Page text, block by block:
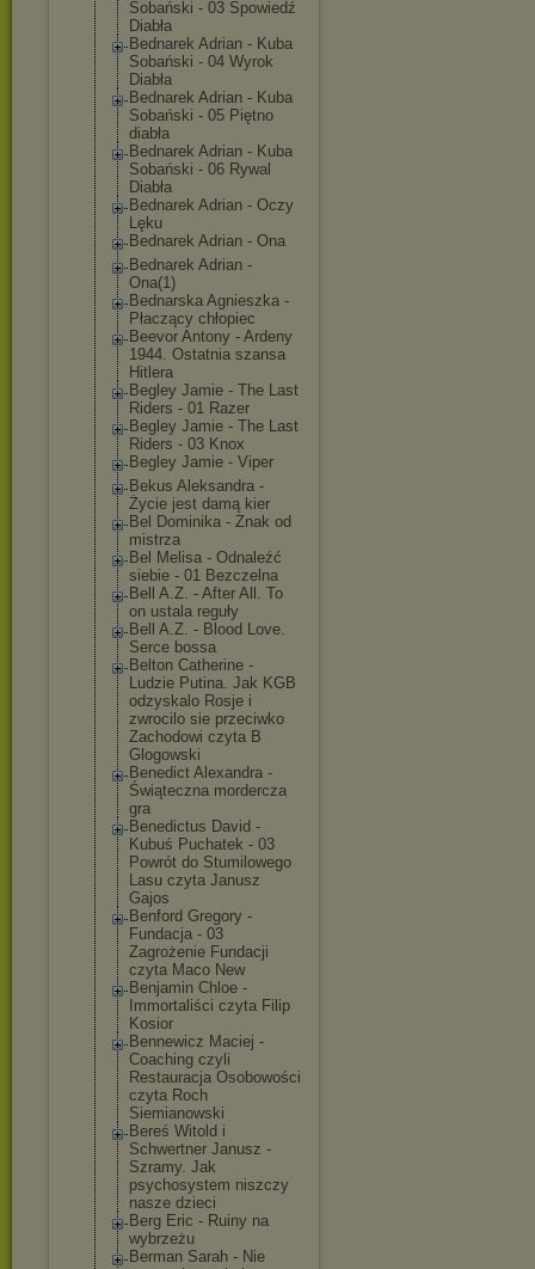
Sobański - 03 Spowiedź
Diabła
Bednarek Adrian - Kuba
Sobański - 04 Wyrok
Diabła
Bednarek Adrian - Kuba
Sobański - 05 Piętno
diabła
Bednarek Adrian - Kuba
Sobański - 06 Rywal
Diabła
Bednarek Adrian - Oczy
Lęku
Bednarek Adrian - Ona
Bednarek Adrian -
Ona(1)
Bednarska Agnieszka -
Płaczący chłopiec
Beevor Antony - Ardeny
1944. Ostatnia szansa
Hitlera
Begley Jamie - The Last
Riders - 01 Razer
Begley Jamie - The Last
Riders - 03 Knox
Begley Jamie - Viper
Bekus Aleksandra -
Życie jest damą kier
Bel Dominika - Znak od
mistrza
Bel Melisa - Odnaleźć
siebie - 01 Bezczelna
Bell A.Z. - After All. To
on ustala reguły
Bell A.Z. - Blood Love.
Serce bossa
Belton Catherine -
Ludzie Putina. Jak KGB
odzyskalo Rosje i
zwrocilo sie przeciwko
Zachodowi czyta B
Glogowski
Benedict Alexandra -
Świąteczna mordercza
gra
Benedictus David -
Kubuś Puchatek - 03
Powrót do Stumilowego
Lasu czyta Janusz
Gajos
Benford Gregory -
Fundacja - 03
Zagrożenie Fundacji
czyta Maco New
Benjamin Chloe -
Immortaliści czyta Filip
Kosior
Bennewicz Maciej -
Coaching czyli
Restauracja Osobowości
czyta Roch
Siemianowski
Bereś Witold i
Schwertner Janusz -
Szramy. Jak
psychosystem niszczy
nasze dzieci
Berg Eric - Ruiny na
wybrzeżu
Berman Sarah - Nie